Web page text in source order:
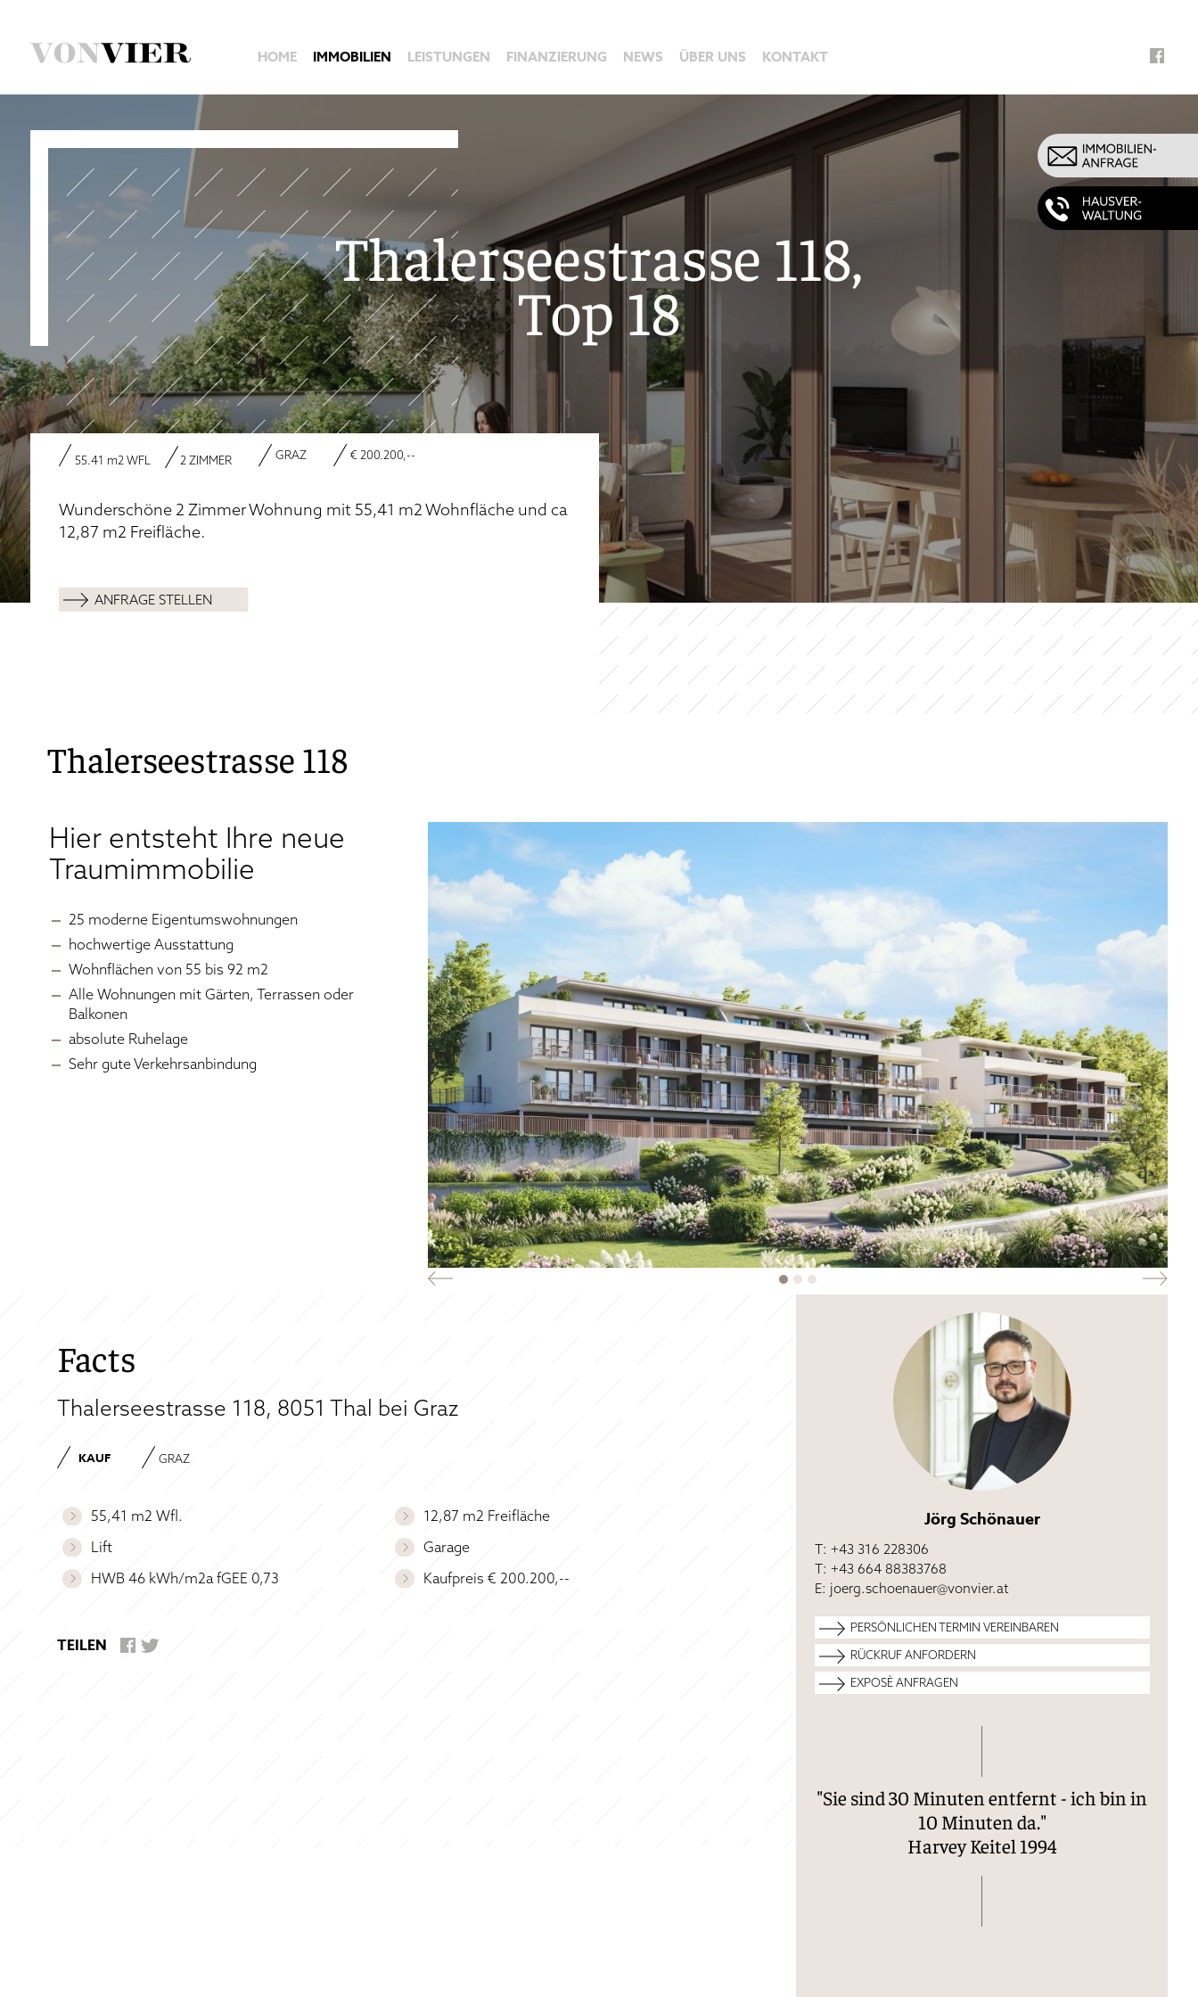
HOME IMMOBILIEN LEISTUNGEN FINANZIERUNG NEWS ÜBER UNS KONTAKT
Thalerseestrasse 118,
Top 18
55.41 m2 WFL 2 ZIMMER GRAZ € 200.200,--
Wunderschöne 2 Zimmer Wohnung mit 55,41 m2 Wohnfläche und ca
12,87 m2 Freifläche.
ANFRAGE STELLEN
Thalerseestrasse 118
Hier entsteht Ihre neue
Traumimmobilie
25 moderne Eigentumswohnungen
hochwertige Ausstattung
Wohnflächen von 55 bis 92 m2
Alle Wohnungen mit Gärten, Terrassen oder
Balkonen
absolute Ruhelage
Sehr gute Verkehrsanbindung
Facts
Thalerseestrasse 118, 8051 Thal bei Graz
KAUF GRAZ
55,41 m2 Wfl.
12,87 m2 Freifläche
Lift
Garage
HWB 46 kWh/m2a fGEE 0,73
Kaufpreis € 200.200,--
TEILEN
Jörg Schönauer
T: +43 316 228306
T: +43 664 88383768
E: joerg.schoenauer@vonvier.at
PERSÖNLICHEN TERMIN VEREINBAREN
RÜCKRUF ANFORDERN
Ihre Kontaktdaten werden zum Zweck der
Kontaktaufnahme im Rahmen dieser Anfrage gespeichert.
(Datenschutzerklärung).
EXPOSÈ ANFRAGEN
(Datenschutzerklärung).
"Sie sind 30 Minuten entfernt - ich bin in
10 Minuten da."
Harvey Keitel 1994